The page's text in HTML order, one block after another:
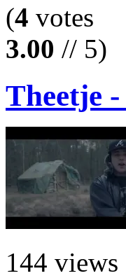
(4 votes
3.00 // 5)
Theetje -
144 views